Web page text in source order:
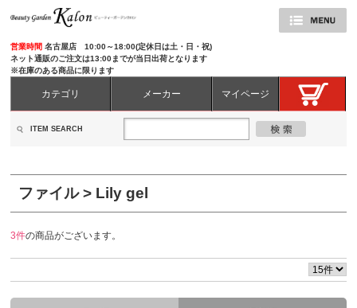
営業時間名古屋店 10:00～18:00(定休日は土・日・祝)
ネット通販のご注文は13:00までが当日出荷となります
※在庫のある商品に限ります
カテゴリ メーカー マイページ
ITEM SEARCH
ファイル > Lily gel
3件の商品がございます。